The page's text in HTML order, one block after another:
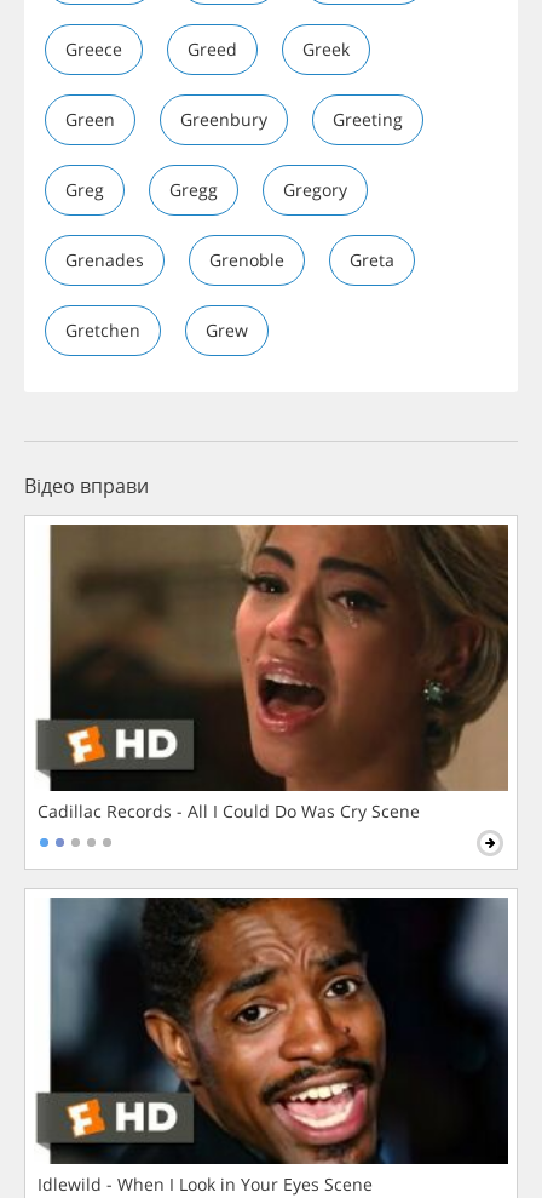
Greece Greed Greek
Green Greenbury Greeting
Greg Gregg Gregory
Grenades Grenoble Greta
Gretchen Grew
Відео вправи
Cadillac Records - All I Could Do Was Cry Scene
Idlewild - When I Look in Your Eyes Scene